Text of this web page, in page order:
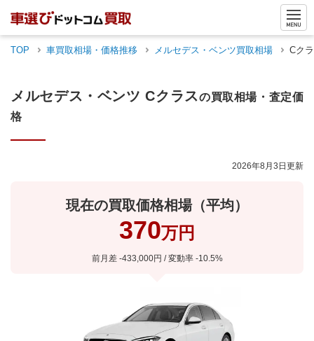
TOP 車買取相場・価格推移 メルセデス・ベンツ買取相場 Cク
メルセデス・ベンツ Cクラスの買取相場・査定価
格
2026年8月3日 更新
現在の買取価格相場（平均）
370万円
前月差 -433,000円 / 変動率 -10.5%